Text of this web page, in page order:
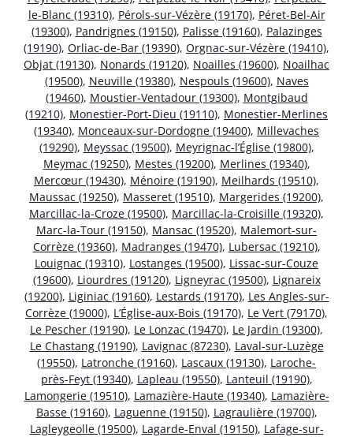
le-Blanc (19310), Pérols-sur-Vézère (19170), Péret-Bel-Air
(19300), Pandrignes (19150), Palisse (19160), Palazinges
(19190), Orliac-de-Bar (19390), Orgnac-sur-Vézère (19410),
Objat (19130), Nonards (19120), Noailles (19600), Noailhac
(19500), Neuville (19380), Nespouls (19600), Naves
(19460), Moustier-Ventadour (19300), Montgibaud
(19210), Monestier-Port-Dieu (19110), Monestier-Merlines
(19340), Monceaux-sur-Dordogne (19400), Millevaches
(19290), Meyssac (19500), Meyrignac-l’Église (19800),
Meymac (19250), Mestes (19200), Merlines (19340),
Mercœur (19430), Ménoire (19190), Meilhards (19510),
Maussac (19250), Masseret (19510), Margerides (19200),
Marcillac-la-Croze (19500), Marcillac-la-Croisille (19320),
Marc-la-Tour (19150), Mansac (19520), Malemort-sur-
Corrèze (19360), Madranges (19470), Lubersac (19210),
Louignac (19310), Lostanges (19500), Lissac-sur-Couze
(19600), Liourdres (19120), Ligneyrac (19500), Lignareix
(19200), Liginiac (19160), Lestards (19170), Les Angles-sur-
Corrèze (19000), L’Église-aux-Bois (19170), Le Vert (79170),
Le Pescher (19190), Le Lonzac (19470), Le Jardin (19300),
Le Chastang (19190), Lavignac (87230), Laval-sur-Luzège
(19550), Latronche (19160), Lascaux (19130), Laroche-
près-Feyt (19340), Lapleau (19550), Lanteuil (19190),
Lamongerie (19510), Lamazière-Haute (19340), Lamazière-
Basse (19160), Laguenne (19150), Lagraulière (19700),
Lagleygeolle (19500), Lagarde-Enval (19150), Lafage-sur-